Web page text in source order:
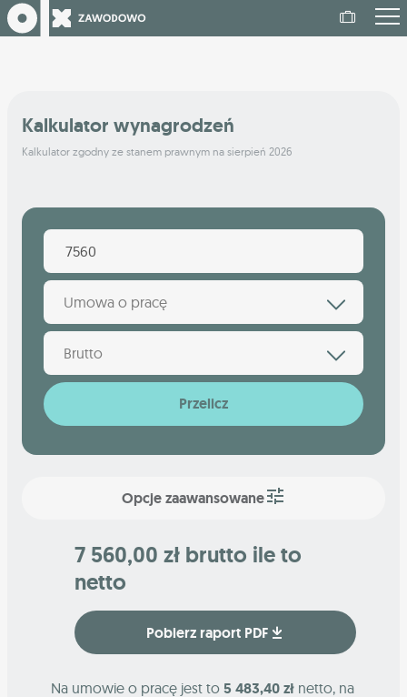
Kalkulator wynagrodzeń
Kalkulator zgodny ze stanem prawnym na sierpień 2026
Umowa o pracę
Brutto
Przelicz
Opcje zaawansowane
7 560,00 zł brutto ile to
netto
Pobierz raport PDF
Na umowie o pracę jest to 5 483,40 zł netto, na